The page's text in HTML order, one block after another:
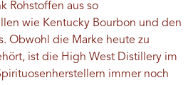
Rohstoffen aus so
wie Kentucky Bourbon und den
Obwohl die Marke heute zu
ist die High West Distillery im
immer noch